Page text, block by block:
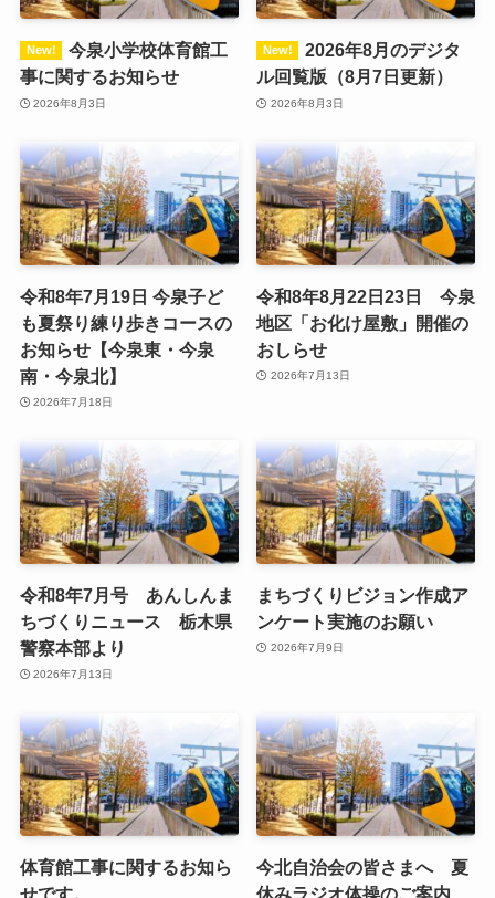
今泉小学校体育館工
事に関するお知らせ
2026年8月3日
2026年8月のデジタ
ル回覧版（8月7日更新）
2026年8月3日
令和8年7月19日 今泉子ど
も夏祭り練り歩きコースの
お知らせ【今泉東・今泉
南・今泉北】
2026年7月18日
令和8年8月22日23日 今泉
地区「お化け屋敷」開催の
おしらせ
2026年7月13日
令和8年7月号 あんしんま
ちづくりニュース 栃木県
警察本部より
2026年7月13日
まちづくりビジョン作成ア
ンケート実施のお願い
2026年7月9日
体育館工事に関するお知ら
せです。
今北自治会の皆さまへ 夏
休みラジオ体操のご案内